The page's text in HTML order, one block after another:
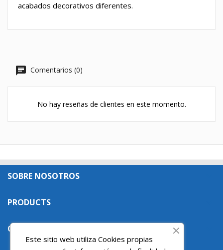
acabados decorativos diferentes.
Comentarios (0)
No hay reseñas de clientes en este momento.
SOBRE NOSOTROS
PRODUCTS
OUR COMPANY
Este sitio web utiliza Cookies propias